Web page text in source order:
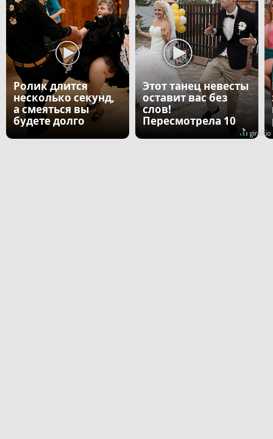
Ролик длится
несколько секунд,
а смеяться вы
будете долго
Этот танец невесты
оставит вас без
слов!
Пересмотрела 10